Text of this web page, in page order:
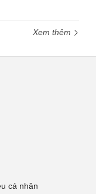
Xem thêm
cá nhân